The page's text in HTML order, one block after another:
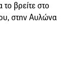
το βρείτε στο
στην Αυλώνα